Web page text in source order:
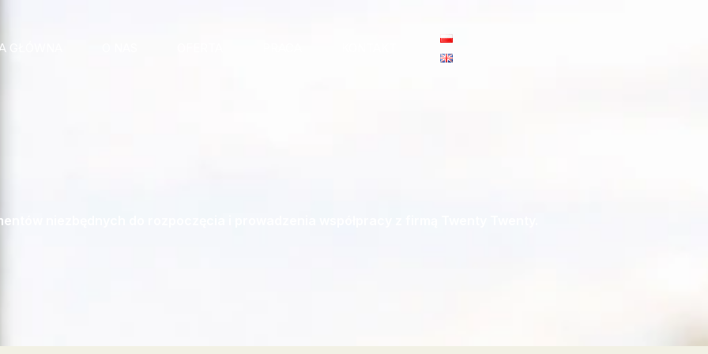
GŁÓWNA
niezbędnych do rozpoczęcia i prowadzenia współpracy z firmą Twenty Twenty.